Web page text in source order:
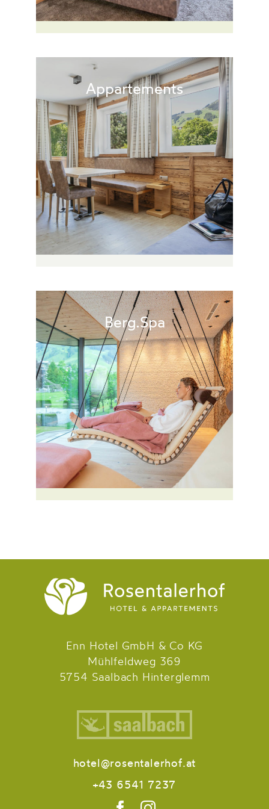
Appartements
Berg.Spa
Enn Hotel GmbH & Co KG
Mühlfeldweg 369
5754 Saalbach Hinterglemm
hotel@rosentalerhof.at
+43 6541 7237